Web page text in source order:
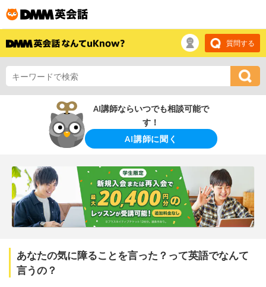
質問する
AI講師ならいつでも相談可能で
す！
AI講師に聞く
あなたの気に障ることを言った？って英語でなんて
言うの？